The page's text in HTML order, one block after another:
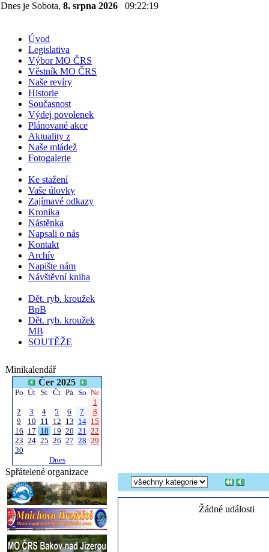
Dnes je Sobota, 8. srpna 2026 09:22:20
Úvod
Legislativa
Výbor MO ČRS
Věstník MO ČRS
Naše revíry
Historie
Současnost
Výdej povolenek
Plánované akce
Aktuality z
Naše mládež
Fotogalerie
Ke stažení
Vaše úlovky
Zajímavé odkazy
Kronika
Nástěnka
Napsali o nás
Kontakt
Archív
Napište nám
Návštěvní kniha
Dět. ryb. kroužek
BpB
Dět. ryb. kroužek
MB
SOUTĚŽE
Minikalendář
Čer 2025
Po Út St Čt Pá So Ne
1
2
3 4 5 6 7
8
9
10 11 12 13 14 15
16 17 18 19 20 21 22
23 24 25 26 27 28 29
30
Dnes
Spřátelené organizace
Žádné události